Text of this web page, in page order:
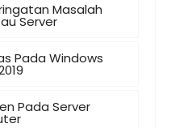
Masalah
Server
Pada Windows
Pada Server